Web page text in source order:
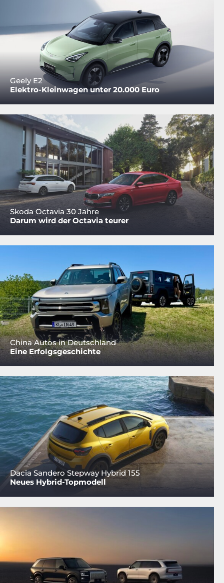
Geely E2
Elektro-Kleinwagen unter 20.000 Euro
Skoda Octavia 30 Jahre
Darum wird der Octavia teurer
China Autos in Deutschland
Eine Erfolgsgeschichte
Dacia Sandero Stepway Hybrid 155
Neues Hybrid-Topmodell